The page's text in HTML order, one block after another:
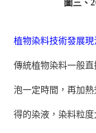
圖三、
植物染料技術發展現
傳統植物染料一般
泡一定時間，再加
得的染液，染料粒